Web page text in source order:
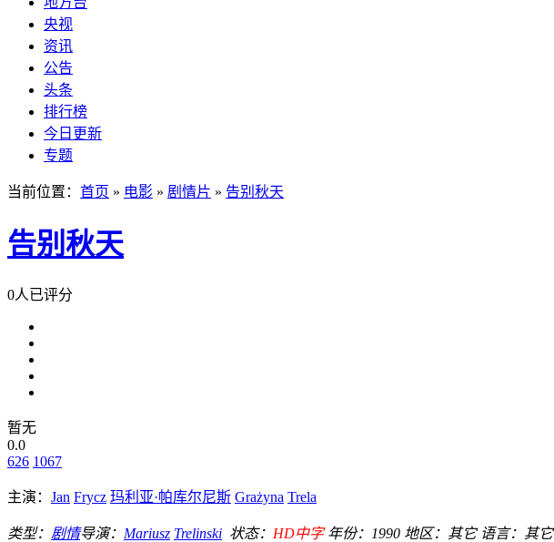
央视
资讯
公告
头条
排行榜
今日更新
专题
当前位置： 首页 » 电影 » 剧情片 » 告别秋天
告别秋天
0人已评分
暂无
0.0
626 1067
主演： Jan Frycz 玛利亚·帕库尔尼斯 Grażyna Trela
类型： 剧情导演： Mariusz Trelinski 状态： HD中字 年份： 1990 地区： 其它 语言： 其它